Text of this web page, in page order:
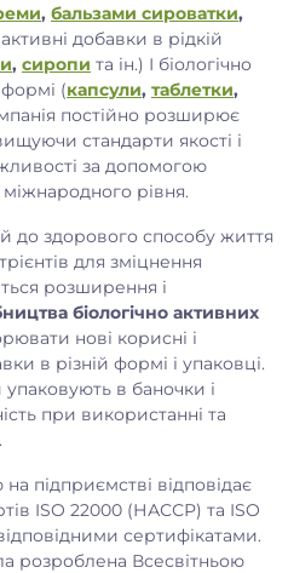
, бальзами сироватки,
активні добавки в рідкій
, сиропи та ін.) І біологічно
(капсули, таблетки,
постійно розширює
стандарти якості і
за допомогою
рівня.
до здорового способу життя
для зміцнення
розширення і
біологічно активних
нові корисні і
в різній формі і упаковці.
в баночки і
при використанні та
підприємстві відповідає
ISO 22000 (НАССР) та ISO
сертифікатами.
розроблена Всесвітньою